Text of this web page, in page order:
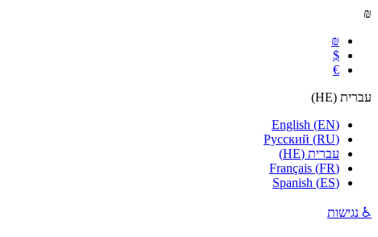
₪
₪
$
€
עברית (
HE
)
English (EN)
Русский (RU)
עברית (
HE
)
Français (FR)
Spanish (ES)
♿ נגישות